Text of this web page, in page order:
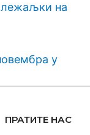
на
у
ПРАТИТЕ НАС